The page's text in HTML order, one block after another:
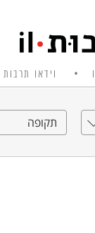
וידאו תרבות
תקופה